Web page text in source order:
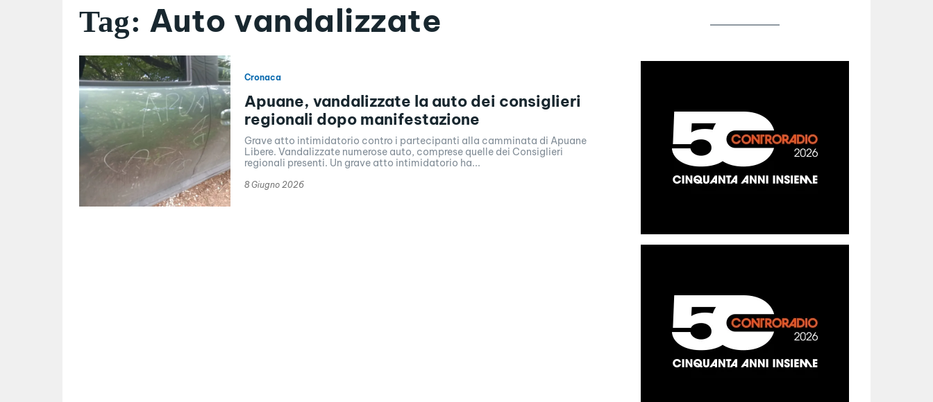
Tag: Auto vandalizzate
Cronaca
Apuane, vandalizzate la auto dei consiglieri
regionali dopo manifestazione
Grave atto intimidatorio contro i partecipanti alla camminata di Apuane
Libere. Vandalizzate numerose auto, comprese quelle dei Consiglieri
regionali presenti. Un grave atto intimidatorio ha...
8 Giugno 2026